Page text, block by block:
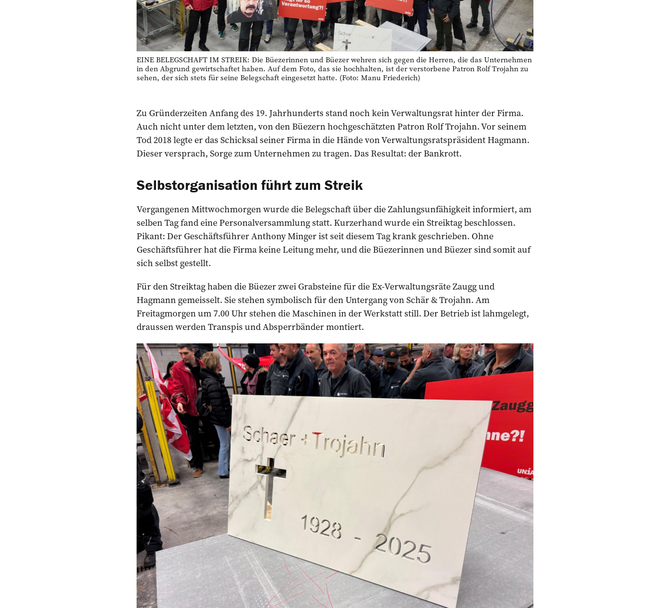
EINE BELEGSCHAFT IM STREIK: Die Büezerinnen und Büezer wehren sich gegen die Herren, die das Unternehmen
in den Abgrund gewirtschaftet haben. Auf dem Foto, das sie hochhalten, ist der verstorbene Patron Rolf Trojahn zu
sehen, der sich stets für seine Belegschaft eingesetzt hatte. (Foto: Manu Friederich)
Zu Gründerzeiten Anfang des 19. Jahrhunderts stand noch kein Verwaltungsrat hinter der Firma.
Auch nicht unter dem letzten, von den Büezern hochgeschätzten Patron Rolf Trojahn. Vor seinem
Tod 2018 legte er das Schicksal seiner Firma in die Hände von Verwaltungsratspräsident Hagmann.
Dieser versprach, Sorge zum Unternehmen zu tragen. Das Resultat: der Bankrott.
Selbstorganisation führt zum Streik
Vergangenen Mittwochmorgen wurde die Belegschaft über die Zahlungsunfähigkeit informiert, am
selben Tag fand eine Personalversammlung statt. Kurzerhand wurde ein Streiktag beschlossen.
Pikant: Der Geschäftsführer Anthony Minger ist seit diesem Tag krank geschrieben. Ohne
Geschäftsführer hat die Firma keine Leitung mehr, und die Büezerinnen und Büezer sind somit auf
sich selbst gestellt.
Für den Streiktag haben die Büezer zwei Grabsteine für die Ex-Verwaltungsräte Zaugg und
Hagmann gemeisselt. Sie stehen symbolisch für den Untergang von Schär & Trojahn. Am
Freitagmorgen um 7.00 Uhr stehen die Maschinen in der Werkstatt still. Der Betrieb ist lahmgelegt,
draussen werden Transpis und Absperrbänder montiert.